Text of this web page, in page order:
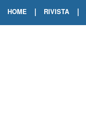
HOME | RIVISTA |